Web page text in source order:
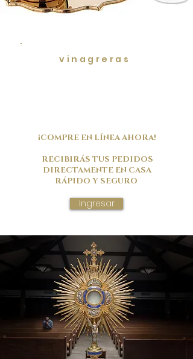
vinagreras
¡COMPRE EN LÍNEA AHORA!
RECIBIRÁS TUS PEDIDOS
DIRECTAMENTE EN CASA
RÁPIDO Y SEGURO
Ingresar